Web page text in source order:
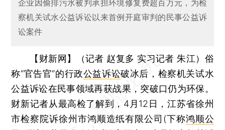
企业因偷排污水被判承担环境修复费超百万元，为检
察机关试水公益诉讼以来首例开庭审判的民事公益诉
讼案件
【财新网】（记者 赵复多 实习记者 朱江） 俗
称“官告官”的行政公益诉讼破冰后，检察机关试水
公益诉讼在民事领域再获战果，突破口仍为环保。
财新记者从最高检了解到，4月12日，江苏省徐州
市检察院诉徐州市鸿顺造纸有限公司(下称鸿顺公